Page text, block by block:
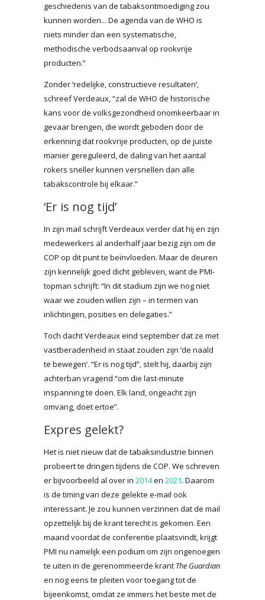
geschiedenis van de tabaksontmoediging zou
kunnen worden... De agenda van de WHO is
niets minder dan een systematische,
methodische verbodsaanval op rookvrije
producten.”
Zonder ‘redelijke, constructieve resultaten’,
schreef Verdeaux, “zal de WHO de historische
kans voor de volksgezondheid onomkeerbaar in
gevaar brengen, die wordt geboden door de
erkenning dat rookvrije producten, op de juiste
manier gereguleerd, de daling van het aantal
rokers sneller kunnen versnellen dan alle
tabakscontrole bij elkaar.”
‘Er is nog tijd’
In zijn mail schrijft Verdeaux verder dat hij en zijn
medewerkers al anderhalf jaar bezig zijn om de
COP op dit punt te beïnvloeden. Maar de deuren
zijn kennelijk goed dicht gebleven, want de PMI-
topman schrijft: “In dit stadium zijn we nog niet
waar we zouden willen zijn – in termen van
inlichtingen, posities en delegaties.”
Toch dacht Verdeaux eind september dat ze met
vastberadenheid in staat zouden zijn ‘de naald
te bewegen’. “Er is nog tijd”, stelt hij, daarbij zijn
achterban vragend “om die last-minute
inspanning te doen. Elk land, ongeacht zijn
omvang, doet ertoe”.
Expres gelekt?
Het is niet nieuw dat de tabaksindustrie binnen
probeert te dringen tijdens de COP. We schreven
er bijvoorbeeld al over in 2014en 2021. Daarom
is de timing van deze gelekte e-mail ook
interessant. Je zou kunnen verzinnen dat de mail
opzettelijk bij de krant terecht is gekomen. Een
maand voordat de conferentie plaatsvindt, krijgt
PMI nu namelijk een podium om zijn ongenoegen
te uiten in de gerenommeerde krant The Guardian
en nog eens te pleiten voor toegang tot de
bijeenkomst, omdat ze immers het beste met de